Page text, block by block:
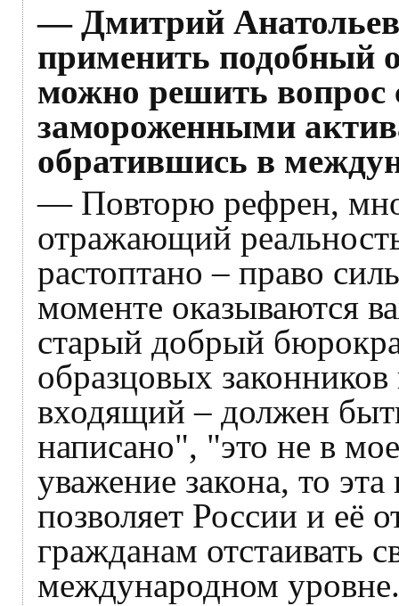
— Дмитрий
применить подобный
можно решить вопрос
замороженными
обратившись в
— Повторю рефрен,
отражающий
растоптано – право
моменте оказываются
старый добрый
образцовых законников
входящий – должен
написано", "это не в
уважение закона, то
позволяет России и её
гражданам отстаивать
международном уровне.